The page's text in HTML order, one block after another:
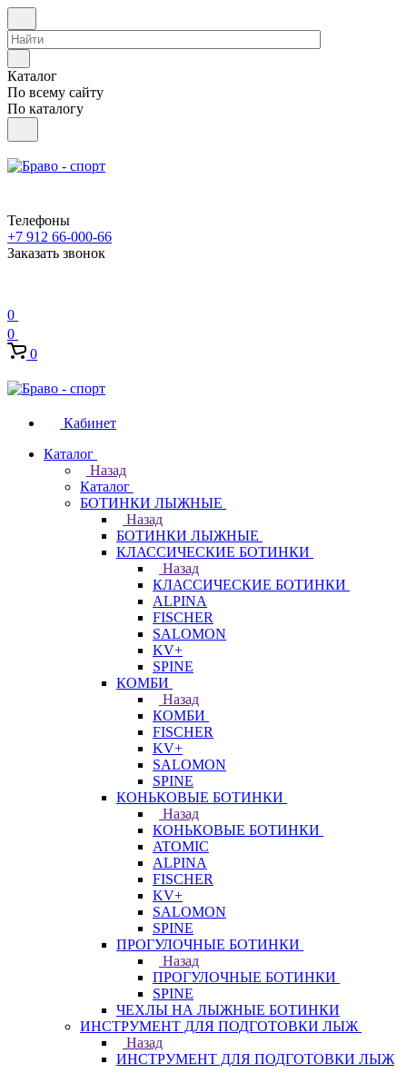
Каталог
По всему сайту
По каталогу
Телефоны
+7 912 66-000-66
Заказать звонок
0
0
0
Кабинет
Каталог
Назад
Каталог
БОТИНКИ ЛЫЖНЫЕ
Назад
БОТИНКИ ЛЫЖНЫЕ
КЛАССИЧЕСКИЕ БОТИНКИ
Назад
КЛАССИЧЕСКИЕ БОТИНКИ
ALPINA
FISCHER
SALOMON
KV+
SPINE
КОМБИ
Назад
КОМБИ
FISCHER
KV+
SALOMON
SPINE
КОНЬКОВЫЕ БОТИНКИ
Назад
КОНЬКОВЫЕ БОТИНКИ
ATOMIC
ALPINA
FISCHER
KV+
SALOMON
SPINE
ПРОГУЛОЧНЫЕ БОТИНКИ
Назад
ПРОГУЛОЧНЫЕ БОТИНКИ
SPINE
ЧЕХЛЫ НА ЛЫЖНЫЕ БОТИНКИ
ИНСТРУМЕНТ ДЛЯ ПОДГОТОВКИ ЛЫЖ
Назад
ИНСТРУМЕНТ ДЛЯ ПОДГОТОВКИ ЛЫЖ